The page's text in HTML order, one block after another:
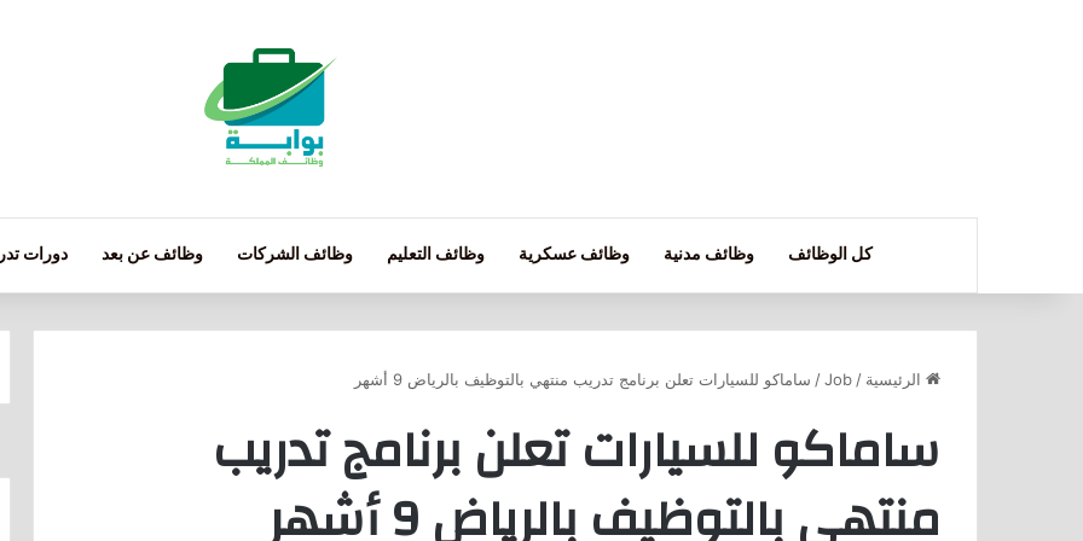
كل الوظائف وظائف مدنية وظائف عسكرية وظائف التعليم وظائف الشركات وظائف عن بعد دورات
الرئيسية /
Job
/ ساماكو للسيارات تعلن برنامج تدريب منتهي بالتوظيف بالرياض 9 أشهر
ساماكو للسيارات تعلن برنامج تدريب
منتهي بالتوظيف بالرياض 9 أشهر